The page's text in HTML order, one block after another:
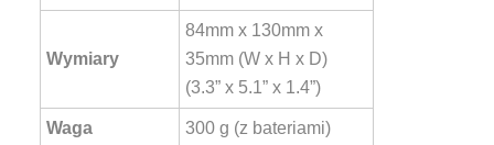
Wymiary
84mm x 130mm x
35mm (W x H x D)
(3.3” x 5.1” x 1.4”)
Waga 300 g (z bateriami)